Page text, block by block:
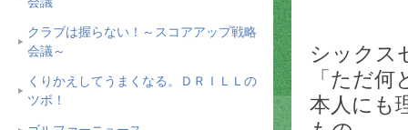
クラブは握らない！～スコアアップ戦略
会議～
くりかえしてうまくなる。ＤＲＩＬＬの
ツボ！
シックス
「ただ
本人にも